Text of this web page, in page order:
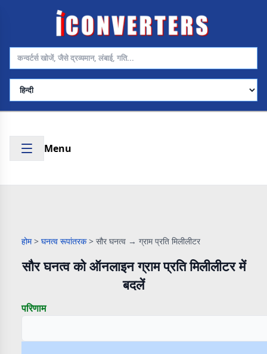
भाषा चुनें
Menu
होम > घनत्व रूपांतरक > सौर घनत्व → ग्राम प्रति मिलीलीटर
सौर घनत्व को ऑनलाइन ग्राम प्रति मिलीलीटर में
बदलें
परिणाम